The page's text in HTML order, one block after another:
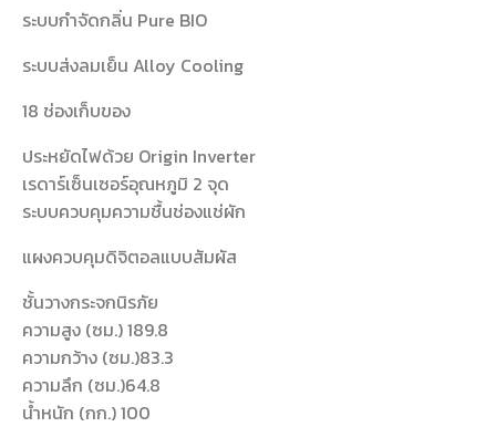
ระบบกำจัดกลิ่น Pure BIO
ระบบส่งลมเย็น Alloy Cooling
18 ช่องเก็บของ
ประหยัดไฟด้วย Origin Inverter
เรดาร์เซ็นเซอร์อุณหภูมิ 2 จุด
ระบบควบคุมความชื้นช่องแช่ผัก
แผงควบคุมดิจิตอลแบบสัมผัส
ชั้นวางกระจกนิรภัย
ความสูง (ซม.) 189.8
ความกว้าง (ซม.)83.3
ความลึก (ซม.)64.8
น้ำหนัก (กก.) 100